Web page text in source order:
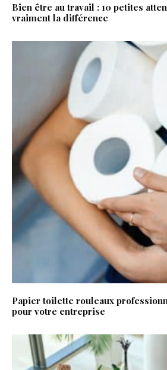
Bien être au travail : 10 petites
vraiment la différence
Papier toilette rouleaux
pour votre entreprise